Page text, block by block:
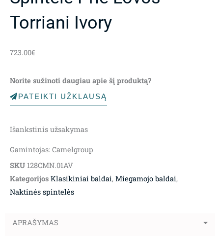
Torriani Ivory
723.00€
Norite sužinoti daugiau apie šį produktą?
PATEIKTI UŽKLAUSĄ
Išankstinis užsakymas
Gamintojas: Camelgroup
SKU 128CMN.01AV
Kategorijos Klasikiniai baldai, Miegamojo baldai,
Naktinės spintelės
APRAŠYMAS